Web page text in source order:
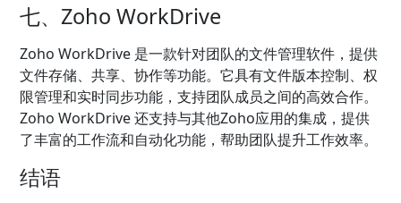
七、Zoho WorkDrive
Zoho WorkDrive 是一款针对团队的文件管理软件，提供
文件存储、共享、协作等功能。它具有文件版本控制、权
限管理和实时同步功能，支持团队成员之间的高效合作。
Zoho WorkDrive 还支持与其他Zoho应用的集成，提供
了丰富的工作流和自动化功能，帮助团队提升工作效率。
结语